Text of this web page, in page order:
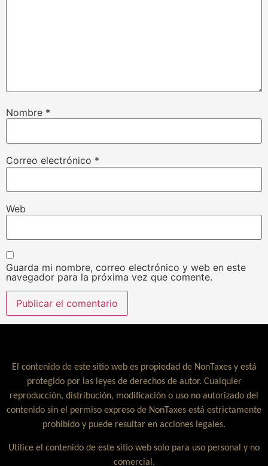
Nombre *
Correo electrónico *
Web
Guarda mi nombre, correo electrónico y web en este
navegador para la próxima vez que comente.
El contenido de este sitio web es propiedad de NonTaxes y está
protegido por las leyes de derechos de autor. Cualquier
reproducción, distribución, modificación o uso no autorizado del
contenido sin el permiso expreso de NonTaxes está estrictamente
prohibido y puede resultar en acciones legales.
Utilice el contenido de este sitio web solo para uso personal y no
comercial.